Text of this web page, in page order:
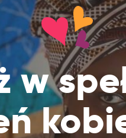
część swojego
podopiecznym
tam, gdzie jest teraz
potrzebna
Jak pomagamy
Karmimy, Leczymy,
Pracę – sprawdź co to
praktyce
Co już zrobiliśmy
Przeczytaj historie ludzi,
pomogliśmy
Gdzie działamy
w